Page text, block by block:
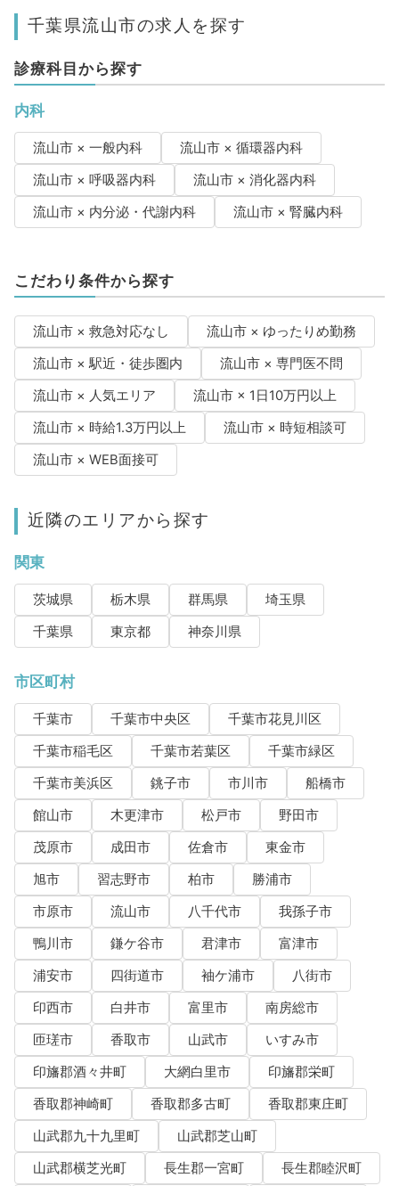
千葉県流山市の求人を探す
診療科目から探す
内科
流山市 × 一般内科
流山市 × 循環器内科
流山市 × 呼吸器内科
流山市 × 消化器内科
流山市 × 内分泌・代謝内科
流山市 × 腎臓内科
こだわり条件から探す
流山市 × 救急対応なし
流山市 × ゆったりめ勤務
流山市 × 駅近・徒歩圏内
流山市 × 専門医不問
流山市 × 人気エリア
流山市 × 1日10万円以上
流山市 × 時給1.3万円以上
流山市 × 時短相談可
流山市 × WEB面接可
近隣のエリアから探す
関東
茨城県 栃木県 群馬県
埼玉県
千葉県
東京都 神奈川県
市区町村
千葉市 千葉市中央区
千葉市花見川区
千葉市稲毛区
千葉市若葉区
千葉市緑区
千葉市美浜区
銚子市 市川市
船橋市
館山市
木更津市 松戸市
野田市
茂原市
成田市 佐倉市
東金市
旭市
習志野市 柏市
勝浦市
市原市
流山市 八千代市
我孫子市
鴨川市
鎌ケ谷市 君津市
富津市
浦安市
四街道市 袖ケ浦市
八街市
印西市
白井市 富里市
南房総市
匝瑳市
香取市 山武市
いすみ市
印旛郡酒々井町
大網白里市
印旛郡栄町
香取郡神崎町
香取郡多古町
香取郡東庄町
山武郡九十九里町
山武郡芝山町
山武郡横芝光町
長生郡一宮町
長生郡睦沢町